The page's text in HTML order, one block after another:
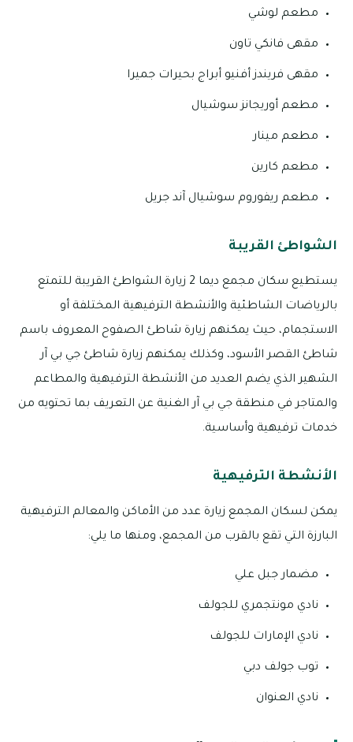
مطعم لوشي
مقهى فانكي تاون
مقهى فريندز أفنيو أبراج بحيرات جميرا
مطعم أوريجانز سوشيال
مطعم مينار
مطعم كارين
مطعم ريفوروم سوشيال آند جريل
الشواطئ القريبة
يستطيع سكان مجمع ديما 2 زيارة الشواطئ القريبة للتمتع
بالرياضات الشاطئية والأنشطة الترفيهية المختلفة أو
الاستجمام، حيث يمكنهم زيارة شاطئ الصفوح المعروف باسم
شاطئ القصر الأسود، وكذلك يمكنهم زيارة شاطئ جي بي آر
الشهير الذي يضم العديد من الأنشطة الترفيهية والمطاعم
والمتاجر في منطقة جي بي آر الغنية عن التعريف بما تحتويه من
خدمات ترفيهية وأساسية.
الأنشطة الترفيهية
يمكن لسكان المجمع زيارة عدد من الأماكن والمعالم الترفيهية
البارزة التي تقع بالقرب من المجمع، ومنها ما يلي:
مضمار جبل علي
نادي مونتجمري للجولف
نادي الإمارات للجولف
توب جولف دبي
نادي العنوان